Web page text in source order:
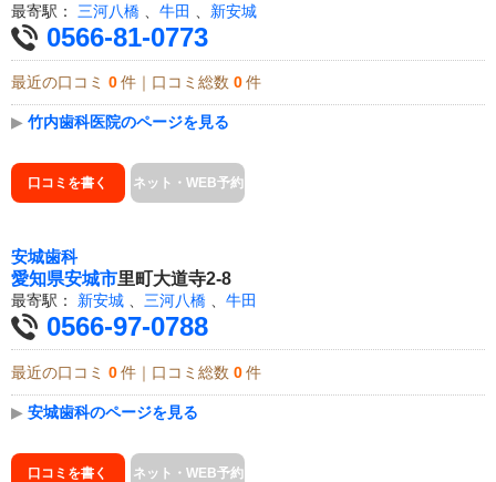
最寄駅： 三河八橋 牛田 新安城
0566-81-0773
最近の口コミ 0 件｜口コミ総数 0 件
▶ 竹内歯科医院のページを見る
口コミを書く ネット・WEB予約
安城歯科
愛知県安城市里町大道寺2-8
最寄駅： 新安城 、 三河八橋 、 牛田
0566-97-0788
最近の口コミ 0 件｜口コミ総数 0 件
▶ 安城歯科のページを見る
口コミを書く ネット・WEB予約